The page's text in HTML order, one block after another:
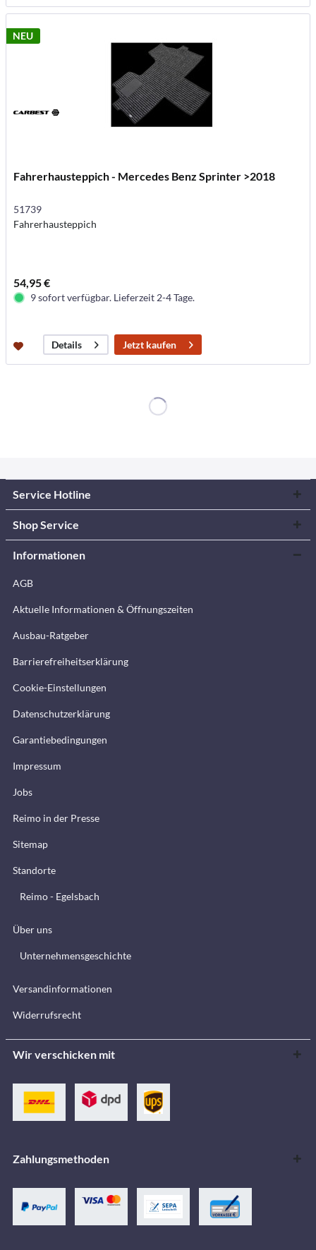
NEU
Fahrerhausteppich - Mercedes Benz Sprinter >2018
51739
Fahrerhausteppich
54,95 €
9 sofort verfügbar. Lieferzeit 2-4 Tage.
Details Jetzt kaufen
Service Hotline
Shop Service
Informationen
AGB
Aktuelle Informationen & Öffnungszeiten
Ausbau-Ratgeber
Barrierefreiheitserklärung
Cookie-Einstellungen
Datenschutzerklärung
Garantiebedingungen
Impressum
Jobs
Reimo in der Presse
Sitemap
Standorte
Reimo - Egelsbach
Über uns
Unternehmensgeschichte
Versandinformationen
Widerrufsrecht
Wir verschicken mit
Zahlungsmethoden